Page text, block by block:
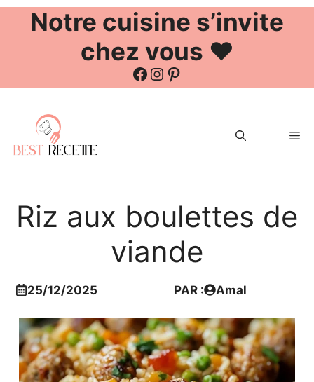
Notre cuisine s’invite
chez vous ❤️
Facebook
Instagram
Pinterest
contenu
Riz aux boulettes de
viande
25/12/2025 PAR : Amal